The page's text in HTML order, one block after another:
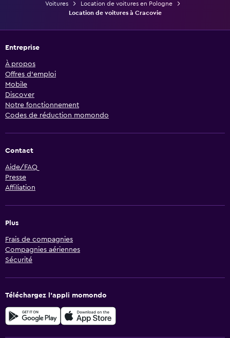
Voitures
Location de voitures en Pologne
Location de voitures à Cracovie
Entreprise
À propos
Offres d’emploi
Mobile
Discover
Notre fonctionnement
Codes de réduction momondo
Contact
Aide/FAQ
Presse
Affiliation
Plus
Frais de compagnies
Compagnies aériennes
Sécurité
Téléchargez l’appli momondo